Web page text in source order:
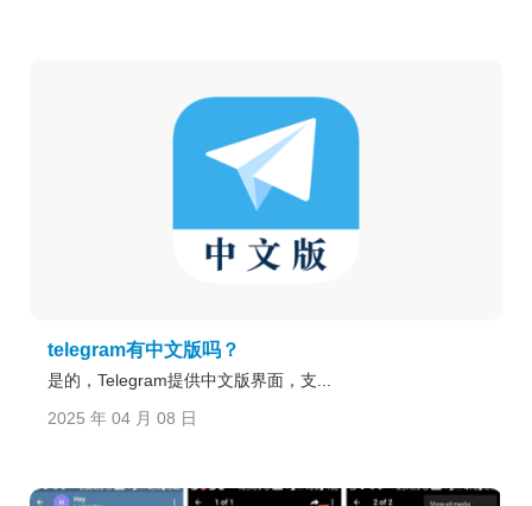
telegram有中文版吗？
是的，Telegram提供中文版界面，支...
2025 年 04 月 08 日